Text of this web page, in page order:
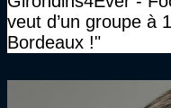
veut d’un groupe à
Bordeaux !"